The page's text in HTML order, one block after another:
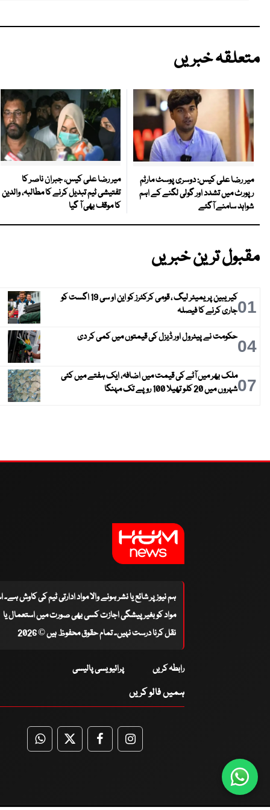
متعلقہ خبریں
میر رضا علی کیس: دوسری پوسٹ مارٹم
رپورٹ میں تشدد اور گولی لگنے کے اہم
شواہد سامنے آگئے
میر رضا علی کیس، جبران ناصر کا
تفتیشی ٹیم تبدیل کرنے کا مطالبہ، والدین
کا موقف بھی آ گیا
مقبول ترین خبریں
01
کیریبین پریمیئر لیگ ، قومی کرکٹرز کو این او سی 19 اگست کو
جاری کرنے کا فیصلہ
04حکومت نے پیٹرول اور ڈیزل کی قیمتوں میں کمی کر دی
07ملک بھر میں آٹے کی قیمت میں اضافہ، ایک ہفتے میں کئی
شہروں میں 20 کلو تھیلا 100 روپے تک مہنگا
ہم نیوز پر شائع یا نشر ہونے والا مواد ادارتی ٹیم کی کاوش
مواد کو بغیر پیشگی اجازت کسی بھی صورت میں استعمال یا
نقل کرنا درست نہیں۔ تمام حقوق محفوظ ہیں © 2026
رابطہ کریں پرائیویسی پالیسی
ہمیں فالو کریں
WhatsApp
TwitterFacebookFacebook